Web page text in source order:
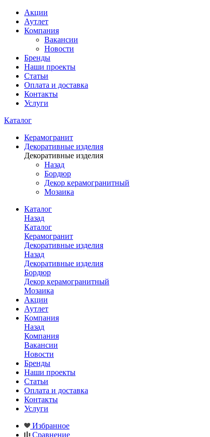
Акции
Аутлет
Компания
Вакансии
Новости
Бренды
Наши проекты
Статьи
Оплата и доставка
Контакты
Услуги
Каталог
Керамогранит
Декоративные изделия
Декоративные изделия
Назад
Бордюр
Декор керамогранитный
Мозаика
Каталог
Назад
Каталог
Керамогранит
Декоративные изделия
Назад
Декоративные изделия
Бордюр
Декор керамогранитный
Мозаика
Акции
Аутлет
Компания
Назад
Компания
Вакансии
Новости
Бренды
Наши проекты
Статьи
Оплата и доставка
Контакты
Услуги
Избранное
Сравнение